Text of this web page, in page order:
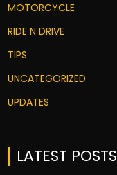
MOTORCYCLE
RIDE N DRIVE
TIPS
UNCATEGORIZED
UPDATES
LATEST POSTS